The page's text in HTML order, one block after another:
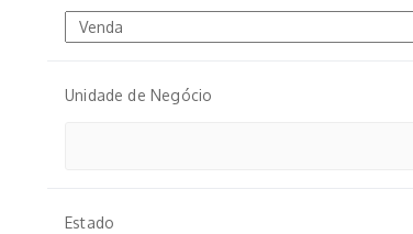
Unidade de Negócio
Estado